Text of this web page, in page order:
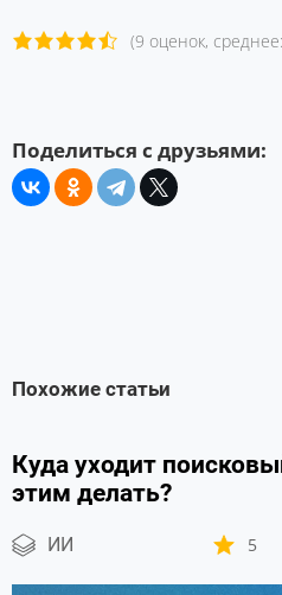
(9 оценок,
Поделиться с друзьями:
Похожие статьи
Куда уходит
этим делать?
ИИ 5